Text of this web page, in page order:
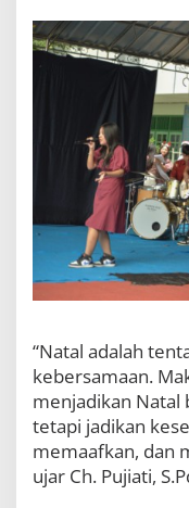
“Natal adalah
kebersamaan.
menjadikan Natal
tetapi jadikan
memaafkan, dan
ujar Ch. Pujiati,